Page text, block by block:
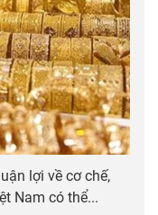
lợi về cơ chế,
Nam có thể...